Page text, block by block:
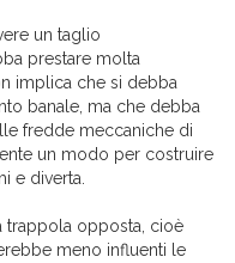
un taglio
prestare molta
implica che si debba
banale, ma che debba
fredde meccaniche di
un modo per costruire
e diverta.
trappola opposta, cioè
meno influenti le